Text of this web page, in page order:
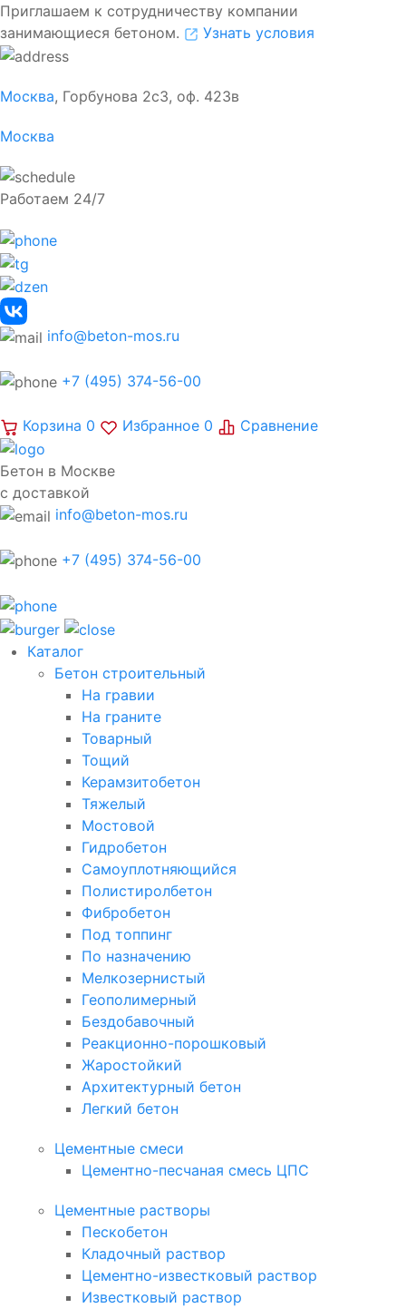
Приглашаем к сотрудничеству компании
занимающиеся бетоном.
Узнать условия
Москва, Горбунова 2с3, оф. 423в
Москва
Работаем 24/7
info@beton-mos.ru
+7 (495) 374-56-00
Корзина 0 Избранное 0 Сравнение
Бетон в Москве
с доставкой
info@beton-mos.ru
+7 (495) 374-56-00
Каталог
Бетон строительный
На гравии
На граните
Товарный
Тощий
Керамзитобетон
Тяжелый
Мостовой
Гидробетон
Самоуплотняющийся
Полистиролбетон
Фибробетон
Под топпинг
По назначению
Мелкозернистый
Геополимерный
Бездобавочный
Реакционно-порошковый
Жаростойкий
Архитектурный бетон
Легкий бетон
Цементные смеси
Цементно-песчаная смесь ЦПС
Цементные растворы
Пескобетон
Кладочный раствор
Цементно-известковый раствор
Известковый раствор